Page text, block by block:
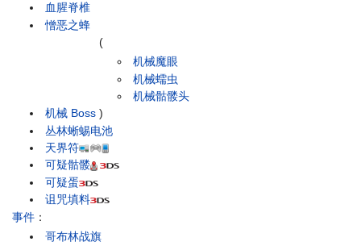
血腥脊椎
憎恶之蜂
机械 Boss
(
机械魔眼
机械蠕虫
机械骷髅头
)
丛林蜥蜴电池
天界符
可疑骷髅
可疑蛋
诅咒填料
事件 ：
哥布林战旗